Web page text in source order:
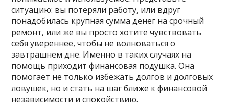
ситуацию: вы потеряли работу, или вдруг
понадобилась крупная сумма денег на срочный
ремонт, или же вы просто хотите чувствовать
себя увереннее, чтобы не волноваться о
завтрашнем дне. Именно в таких случаях на
помощь приходит финансовая подушка. Она
помогает не только избежать долгов и долговых
ловушек, но и стать на шаг ближе к финансовой
независимости и спокойствию.